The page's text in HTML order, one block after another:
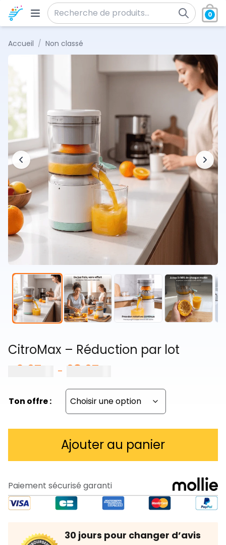
Aller au contenu
Recherche pour :
0
Accueil / Non classé
CitroMax – Réduction par lot
46,97
– 98,97
prix :
46,97 €
à
98,97 €
Ton offre :
Ajouter au panier
Paiement sécurisé garanti
30 jours pour changer d’avis